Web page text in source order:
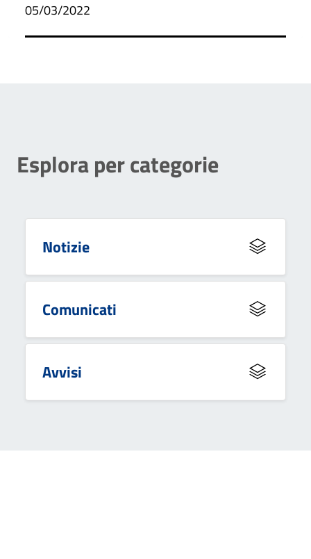
05/03/2022
Esplora per categorie
Notizie
Comunicati
Avvisi